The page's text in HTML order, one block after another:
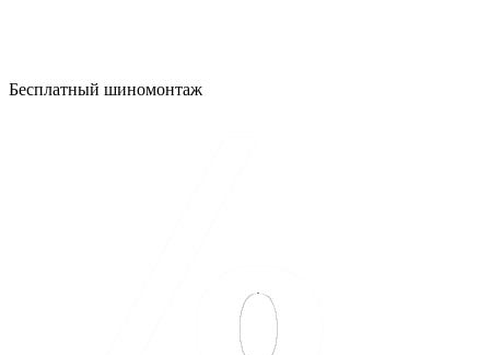
Бесплатный шиномонтаж